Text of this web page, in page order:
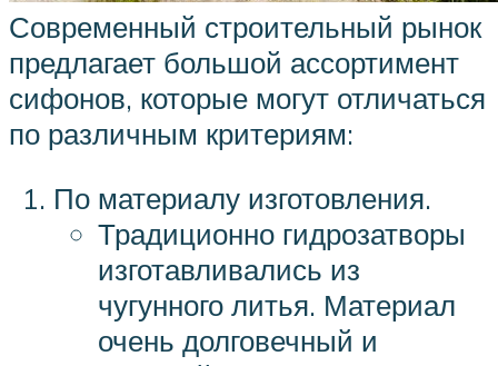
Современный строительный рынок
предлагает большой ассортимент
сифонов, которые могут отличаться
по различным критериям:
По материалу изготовления.
Традиционно гидрозатворы
изготавливались из
чугунного литья. Материал
очень долговечный и